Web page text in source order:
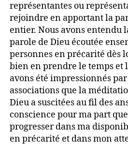
représentantes ou
rejoindre en apportant la
entier. Nous avons entendu
parole de Dieu écoutée
personnes en précarité dès
bien en prendre le temps et
avons été impressionnés
associations que la
Dieu a suscitées au fil des
conscience pour ma part
progresser dans ma
en précarité et dans mon